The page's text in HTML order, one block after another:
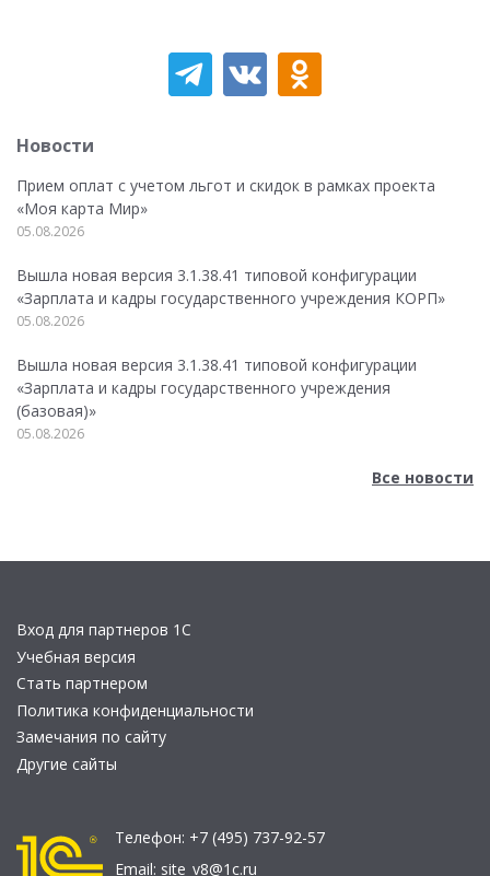
Новости
Прием оплат с учетом льгот и скидок в рамках проекта
«Моя карта Мир»
05.08.2026
Вышла новая версия 3.1.38.41 типовой конфигурации
«Зарплата и кадры государственного учреждения КОРП»
05.08.2026
Вышла новая версия 3.1.38.41 типовой конфигурации
«Зарплата и кадры государственного учреждения
(базовая)»
05.08.2026
Все новости
Вход для партнеров 1С
Учебная версия
Стать партнером
Политика конфиденциальности
Замечания по сайту
Другие сайты
Телефон: +7 (495) 737-92-57
Email: site_v8@1c.ru